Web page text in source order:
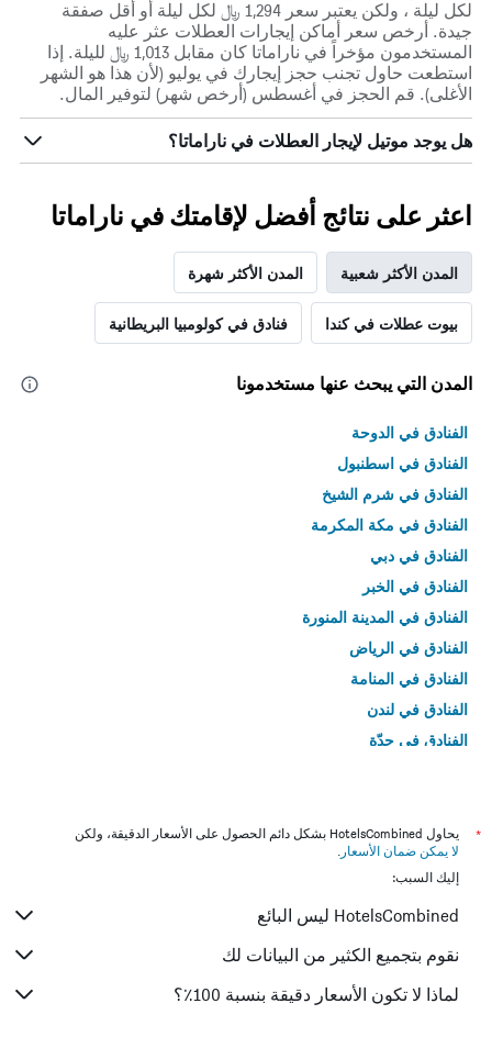
لكل ليلة ، ولكن يعتبر سعر 1,294 ﷼ لكل ليلة أو أقل صفقة
جيدة. أرخص سعر أماكن إيجارات العطلات عثر عليه
المستخدمون مؤخراً في ناراماتا كان مقابل 1,013 ﷼ لليلة. إذا
استطعت حاول تجنب حجز إيجارك في يوليو (لأن هذا هو الشهر
الأغلى). قم الحجز في أغسطس (أرخص شهر) لتوفير المال.
هل يوجد موتيل لإيجار العطلات في ناراماتا؟
اعثر على نتائج أفضل لإقامتك في ناراماتا
المدن الأكثر شعبية المدن الأكثر شهرة
بيوت عطلات في كندا فنادق في كولومبيا البريطانية
المدن التي يبحث عنها مستخدمونا
الفنادق في الدوحة
الفنادق في اسطنبول
الفنادق في شرم الشيخ
الفنادق في مكة المكرمة
الفنادق في دبي
الفنادق في الخبر
الفنادق في المدينة المنورة
الفنادق في الرياض
الفنادق في المنامة
الفنادق في لندن
الفنادق في جدّة
*
يحاول HotelsCombined بشكل دائم الحصول على الأسعار الدقيقة، ولكن
لا يمكن ضمان الأسعار .
إليك السبب:
HotelsCombined ليس البائع
نقوم بتجميع الكثير من البيانات لك
لماذا لا تكون الأسعار دقيقة بنسبة 100٪؟